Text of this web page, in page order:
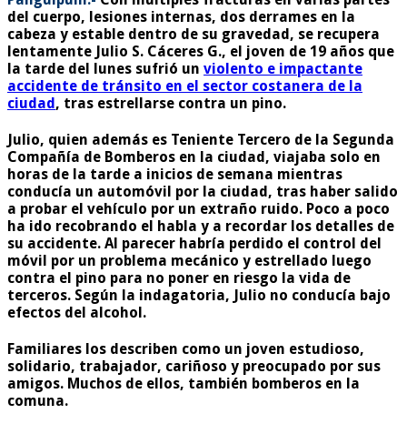
del cuerpo, lesiones internas, dos derrames en la
cabeza y estable dentro de su gravedad, se recupera
lentamente Julio S. Cáceres G., el joven de 19 años que
la tarde del lunes sufrió un violento e impactante
accidente de tránsito en el sector costanera de la
ciudad, tras estrellarse contra un pino.
Julio, quien además es Teniente Tercero de la Segunda
Compañía de Bomberos en la ciudad, viajaba solo en
horas de la tarde a inicios de semana mientras
conducía un automóvil por la ciudad, tras haber salido
a probar el vehículo por un extraño ruido. Poco a poco
ha ido recobrando el habla y a recordar los detalles de
su accidente. Al parecer habría perdido el control del
móvil por un problema mecánico y estrellado luego
contra el pino para no poner en riesgo la vida de
terceros. Según la indagatoria, Julio no conducía bajo
efectos del alcohol.
Familiares los describen como un joven estudioso,
solidario, trabajador, cariñoso y preocupado por sus
amigos. Muchos de ellos, también bomberos en la
comuna.